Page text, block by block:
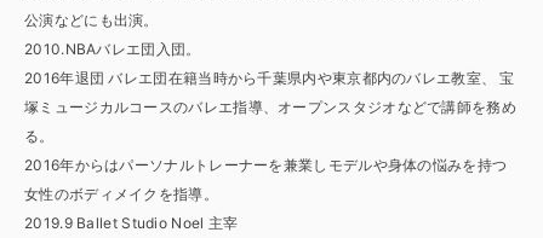
公演などにも出演。
2010.NBAバレエ団入団。
2016年退団 バレエ団在籍当時から千葉県内や東京都内のバレエ教室、 宝
塚ミュージカルコースのバレエ指導、オープンスタジオなどで講師を務め
る。
2016年からはパーソナルトレーナーを兼業しモデルや身体の悩みを持つ
女性のボディメイクを指導。
2019.9 Ballet Studio Noel 主宰